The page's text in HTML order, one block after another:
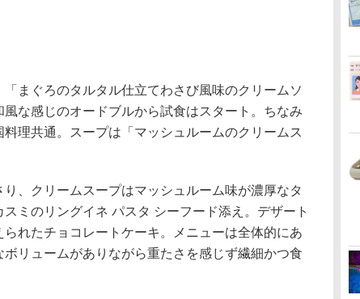
まぐろのタルタル仕立てわさび風味のクリームソ
な感じのオードブルから試食はスタート。ちなみ
理共通。スープは「マッシュルームのクリームス
、クリームスープはマッシュルーム味が濃厚なタ
ミのリングイネ パスタ シーフード添え。デザート
れたチョコレートケーキ。メニューは全体的にあ
リュームがありながら重たさを感じず繊細かつ食